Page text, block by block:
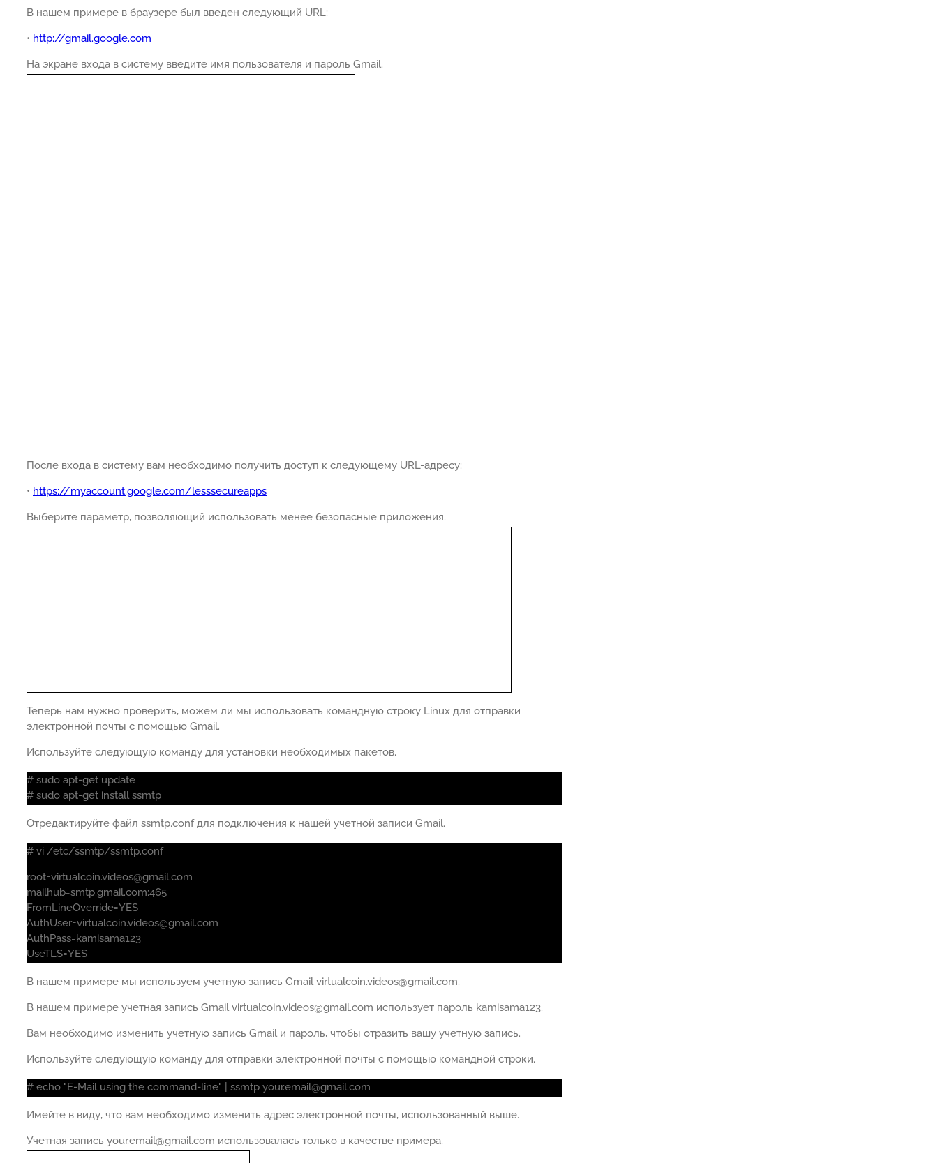
В нашем примере в браузере был введен следующий URL:
• http://gmail.google.com
На экране входа в систему введите имя пользователя и пароль Gmail.
После входа в систему вам необходимо получить доступ к следующему URL-адресу:
• https://myaccount.google.com/lesssecureapps
Выберите параметр, позволяющий использовать менее безопасные приложения.
Теперь нам нужно проверить, можем ли мы использовать командную строку Linux для отправки
электронной почты с помощью Gmail.
Используйте следующую команду для установки необходимых пакетов.
# sudo apt-get update
# sudo apt-get install ssmtp
Отредактируйте файл ssmtp.conf для подключения к нашей учетной записи Gmail.
# vi /etc/ssmtp/ssmtp.conf
root=virtualcoin.videos@gmail.com
mailhub=smtp.gmail.com:465
FromLineOverride=YES
AuthUser=virtualcoin.videos@gmail.com
AuthPass=kamisama123
UseTLS=YES
В нашем примере мы используем учетную запись Gmail virtualcoin.videos@gmail.com.
В нашем примере учетная запись Gmail virtualcoin.videos@gmail.com использует пароль kamisama123.
Вам необходимо изменить учетную запись Gmail и пароль, чтобы отразить вашу учетную запись.
Используйте следующую команду для отправки электронной почты с помощью командной строки.
# echo "E-Mail using the command-line" | ssmtp your.email@gmail.com
Имейте в виду, что вам необходимо изменить адрес электронной почты, использованный выше.
Учетная запись your.email@gmail.com использовалась только в качестве примера.